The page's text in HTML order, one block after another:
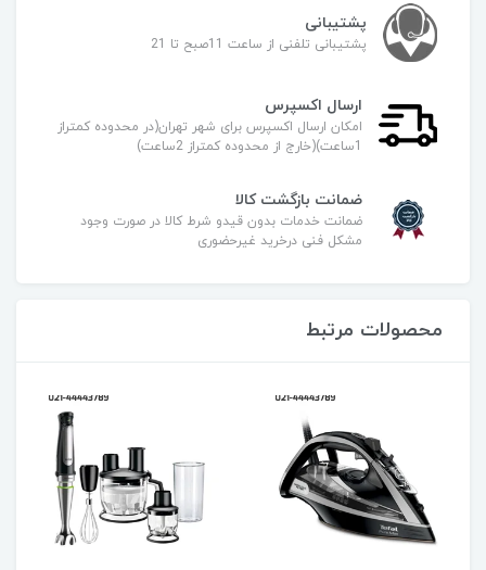
پشتیبانی
پشتیبانی تلفنی از ساعت 11صبح تا 21
ارسال اکسپرس
امکان ارسال اکسپرس برای شهر تهران(در محدوده کمتراز
1ساعت)(خارج از محدوده کمتراز 2ساعت)
ضمانت بازگشت کالا
ضمانت خدمات بدون قیدو شرط کالا در صورت وجود
مشکل فنی درخرید غیرحضوری
محصولات مرتبط